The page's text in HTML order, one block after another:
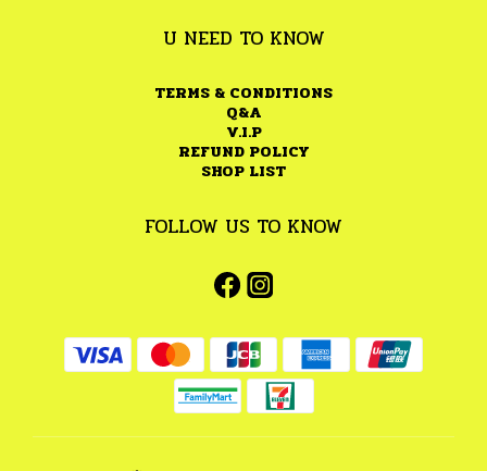
U NEED TO KNOW
TERMS & CONDITIONS
Q&A
V.I.P
REFUND POLICY
SHOP LIST
FOLLOW US TO KNOW